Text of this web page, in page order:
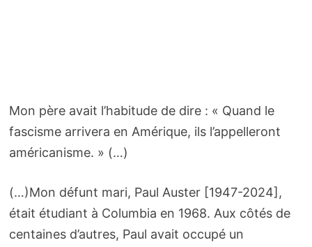
Mon père avait l’habitude de dire : « Quand le
fascisme arrivera en Amérique, ils l’appelleront
américanisme. » (…)
(…)Mon défunt mari, Paul Auster [1947-2024],
était étudiant à Columbia en 1968. Aux côtés de
centaines d’autres, Paul avait occupé un